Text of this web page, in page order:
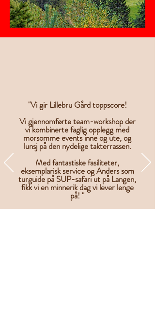
"Vi gir Lillebru Gård toppscore!
Vi gjennomførte team-workshop der
vi kombinerte faglig opplegg med
morsomme events inne og ute,og
lunsj på den nydelige takterrassen.
Med fantastiske fasiliteter,
eksemplarisk service og Anders som
turguide på SUP-safari ut på Langen,
fikk vi en minnerik dag vi lever lenge
på! "
-Team Tverga